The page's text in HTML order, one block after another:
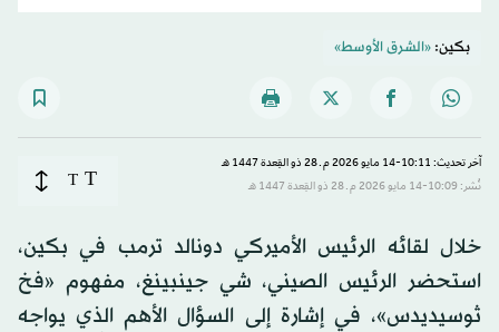
بكين:«الشرق الأوسط»
آخر تحديث: 10:11-14 مايو 2026 م ـ 28 ذو القِعدة 1447 هـ
نُشر: 10:09-14 مايو 2026 م ـ 28 ذو القِعدة 1447 هـ
T
T
خلال لقائه الرئيس الأميركي دونالد ترمب في بكين،
استحضر الرئيس الصيني، شي جينبينغ، مفهوم «فخ
ثوسيديدس»، في إشارة إلى السؤال الأهم الذي يواجه